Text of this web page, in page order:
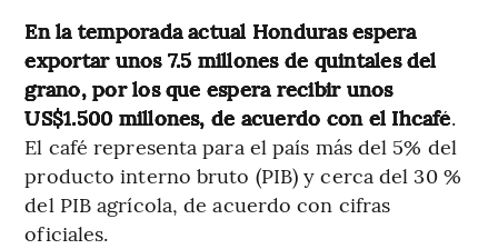
En la temporada actual Honduras espera
exportar unos 7.5 millones de quintales del
grano, por los que espera recibir unos
US$1.500 millones, de acuerdo con el Ihcafé.
El café representa para el país más del 5% del
producto interno bruto (PIB) y cerca del 30 %
del PIB agrícola, de acuerdo con cifras
oficiales.